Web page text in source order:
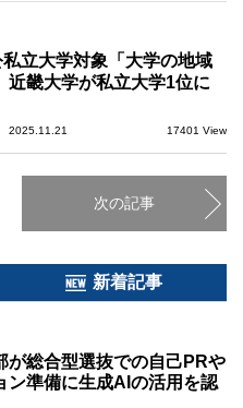
立大学対象「大学の地域
近畿大学が私立大学1位に
2025.11.21 17401 View
次の記事
新着記事
が総合型選抜での自己PRや
ン準備に生成AIの活用を認